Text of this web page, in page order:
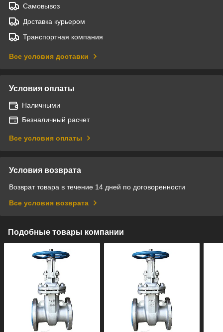
Самовывоз
Доставка курьером
Транспортная компания
Все условия доставки
Условия оплаты
Наличными
Безналичный расчет
Все условия оплаты
Условия возврата
Возврат товара в течение 14 дней по договоренности
Все условия возврата
Подобные товары компании